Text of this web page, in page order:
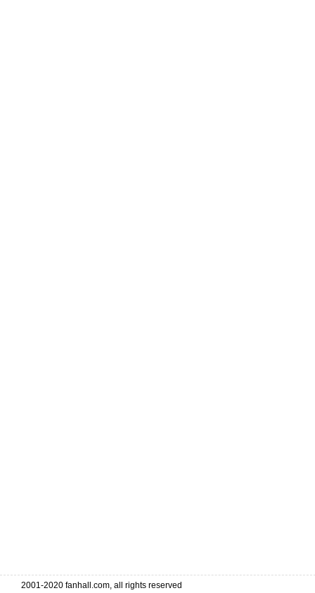
2001-2020 fanhall.com, all rights reserved